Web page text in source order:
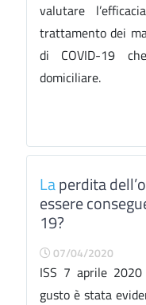
valutare
trattamento dei
di COVID-19
domiciliare.
Laperdita
essere
19?
07/04/2020
ISS 7 aprile
gusto è stata